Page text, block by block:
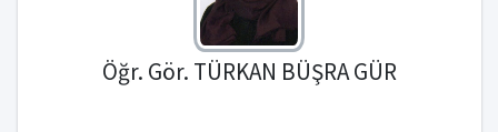
Öğr. Gör. TÜRKAN BÜŞRA GÜR